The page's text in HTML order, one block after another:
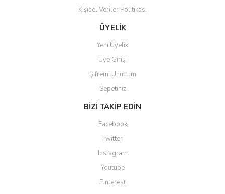
Kişisel Veriler Politikası
ÜYELİK
Yeni Üyelik
Üye Girişi
Şifremi Unuttum
Sepetiniz
BİZİ TAKİP EDİN
Facebook
Twitter
Instagram
Youtube
Pinterest